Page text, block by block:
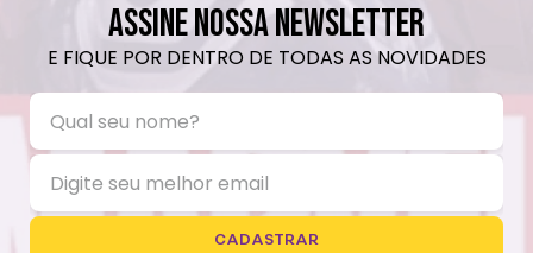
ASSINE NOSSA NEWSLETTER
E FIQUE POR DENTRO DE TODAS AS NOVIDADES
CADASTRAR